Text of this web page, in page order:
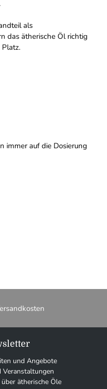
als
das ätherische Öl richtig
immer auf die Dosierung
und Angebote
Veranstaltungen
ätherische Öle